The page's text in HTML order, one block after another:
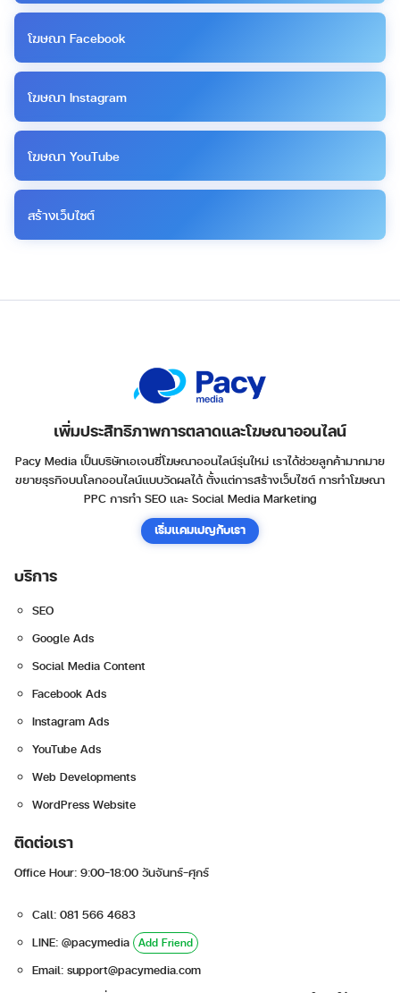
โฆษณา Facebook
โฆษณา Instagram
โฆษณา YouTube
สร้างเว็บไซต์
เพิ่มประสิทธิภาพการตลาดและโฆษณาออนไลน์
Pacy Media เป็นบริษัทเอเจนซี่โฆษณาออนไลน์รุ่นใหม่ เราได้ช่วยลูกค้ามากมาย
ขยายธุรกิจบนโลกออนไลน์แบบวัดผลได้ ตั้งแต่การสร้างเว็บไซต์ การทำโฆษณา
PPC การทำ SEO และ Social Media Marketing
เริ่มแคมเปญกับเรา
บริการ
SEO
Google Ads
Social Media Content
Facebook Ads
Instagram Ads
YouTube Ads
Web Developments
WordPress Website
ติดต่อเรา
Office Hour: 9:00-18:00 วันจันทร์-ศุกร์
Call: 081 566 4683
LINE: @pacymedia Add Friend
Email: support@pacymedia.com